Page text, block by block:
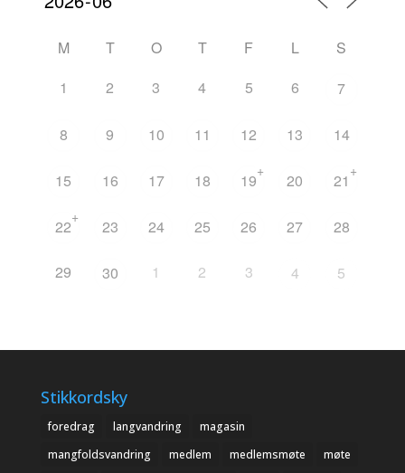
M T O T F L
S
1
2 3 4 5 6 7
8 9 10 11 12 13 14
15 16 17 18 19+ 20 21 +
22+ 23 24 25 26 27 28
29 30 1 2 3 4 5
Stikkordsky
foredrag langvandring
magasin
mangfoldsvandring
medlem medlemsmøte
møte